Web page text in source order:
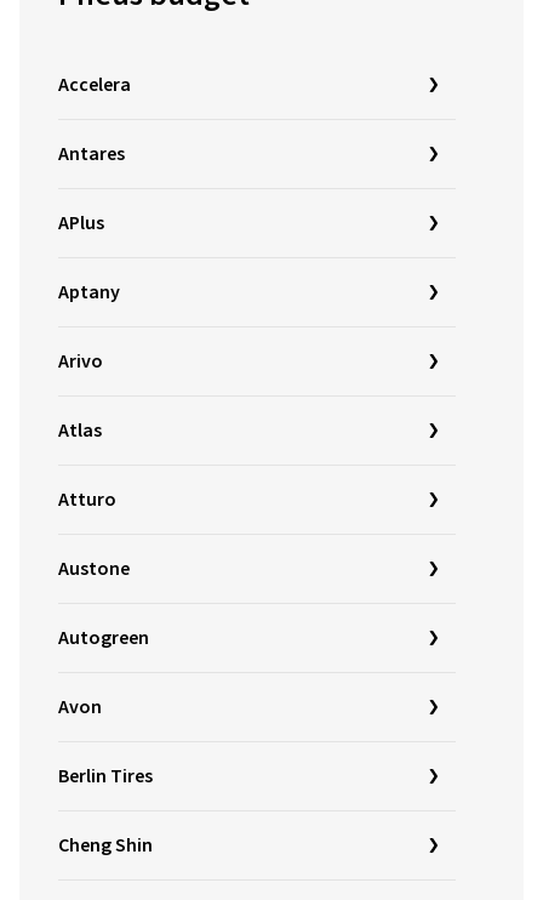
Accelera
Antares
APlus
Aptany
Arivo
Atlas
Atturo
Austone
Autogreen
Avon
Berlin Tires
Cheng Shin